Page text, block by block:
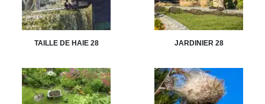
TAILLE DE HAIE 28 JARDINIER 28